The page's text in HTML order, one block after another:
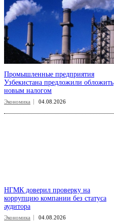
Промышленные предприятия
Узбекистана предложили обложить
новым налогом
Экономика 04.08.2026
НГМК доверил проверку на
коррупцию компании без статуса
аудитора
Экономика 04.08.2026